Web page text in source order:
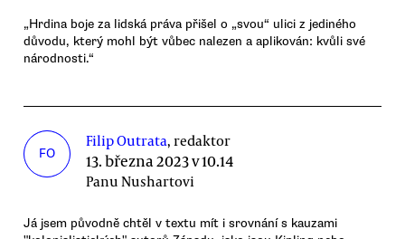
„Hrdina boje za lidská práva přišel o „svou“ ulici z jediného
důvodu, který mohl být vůbec nalezen a aplikován: kvůli své
národnosti.“
FO
Filip Outrata, redaktor
13. března 2023 v 10.14
Panu Nushartovi
Já jsem původně chtěl v textu mít i srovnání s kauzami